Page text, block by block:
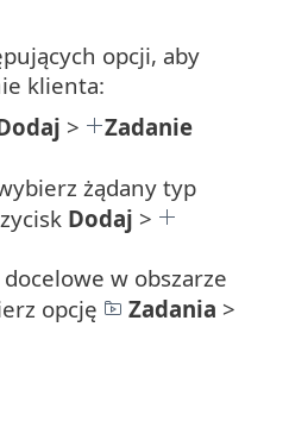
opcji, aby
klienta:
>
Zadanie
żądany typ
Dodaj >
w obszarze
opcję Zadania >